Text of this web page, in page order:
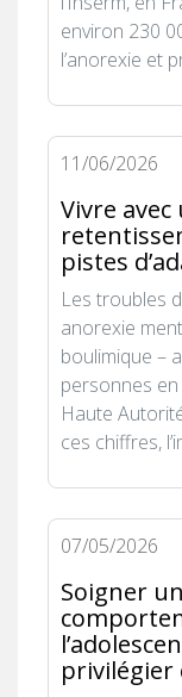
environ 230
l’anorexie et
11/06/2026
Vivre
pistes
Les troubles
anorexie
boulimique –
personnes
Haute
ces chiffres,
07/05/2026
Soigner
privilégier